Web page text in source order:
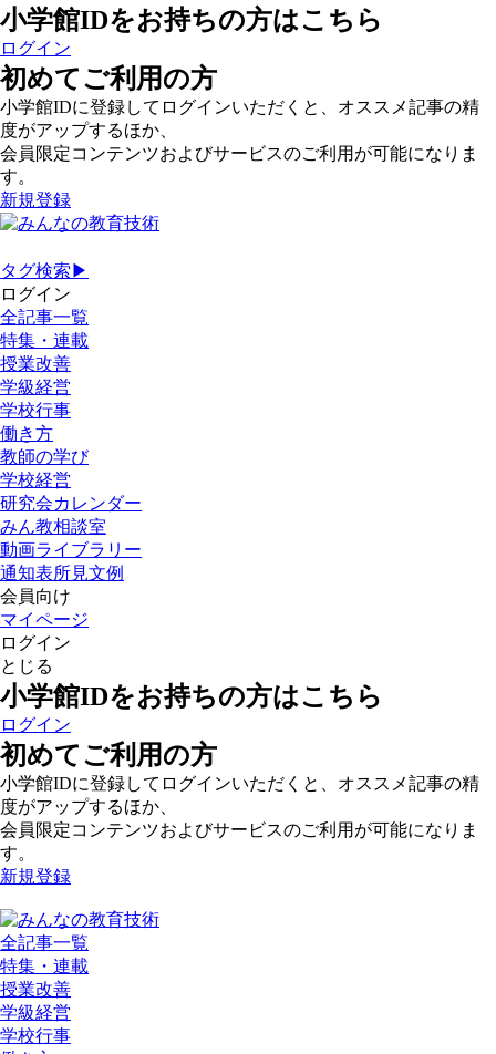
小学館IDをお持ちの方はこちら
ログイン
初めてご利用の方
小学館IDに登録してログインいただくと、オススメ記事の精
度がアップするほか、
会員限定コンテンツおよびサービスのご利用が可能になりま
す。
新規登録
タグ検索▶
ログイン
全記事一覧
特集・連載
授業改善
学級経営
学校行事
働き方
教師の学び
学校経営
研究会カレンダー
みん教相談室
動画ライブラリー
通知表所見文例
会員向け
マイページ
ログイン
とじる
小学館IDをお持ちの方はこちら
ログイン
初めてご利用の方
小学館IDに登録してログインいただくと、オススメ記事の精
度がアップするほか、
会員限定コンテンツおよびサービスのご利用が可能になりま
す。
新規登録
全記事一覧
特集・連載
授業改善
学級経営
学校行事